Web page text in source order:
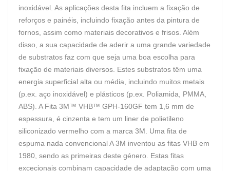
inoxidável. As aplicações desta fita incluem a fixação de
reforços e painéis, incluindo fixação antes da pintura de
fornos, assim como materiais decorativos e frisos. Além
disso, a sua capacidade de aderir a uma grande variedade
de substratos faz com que seja uma boa escolha para
fixação de materiais diversos. Estes substratos têm uma
energia superficial alta ou média, incluindo muitos metais
(p.ex. aço inoxidável) e plásticos (p.ex. Poliamida, PMMA,
ABS). A Fita 3M™ VHB™ GPH-160GF tem 1,6 mm de
espessura, é cinzenta e tem um liner de polietileno
siliconizado vermelho com a marca 3M. Uma fita de
espuma nada convencional A 3M inventou as fitas VHB em
1980, sendo as primeiras deste género. Estas fitas
excecionais combinam capacidade de adaptação com uma